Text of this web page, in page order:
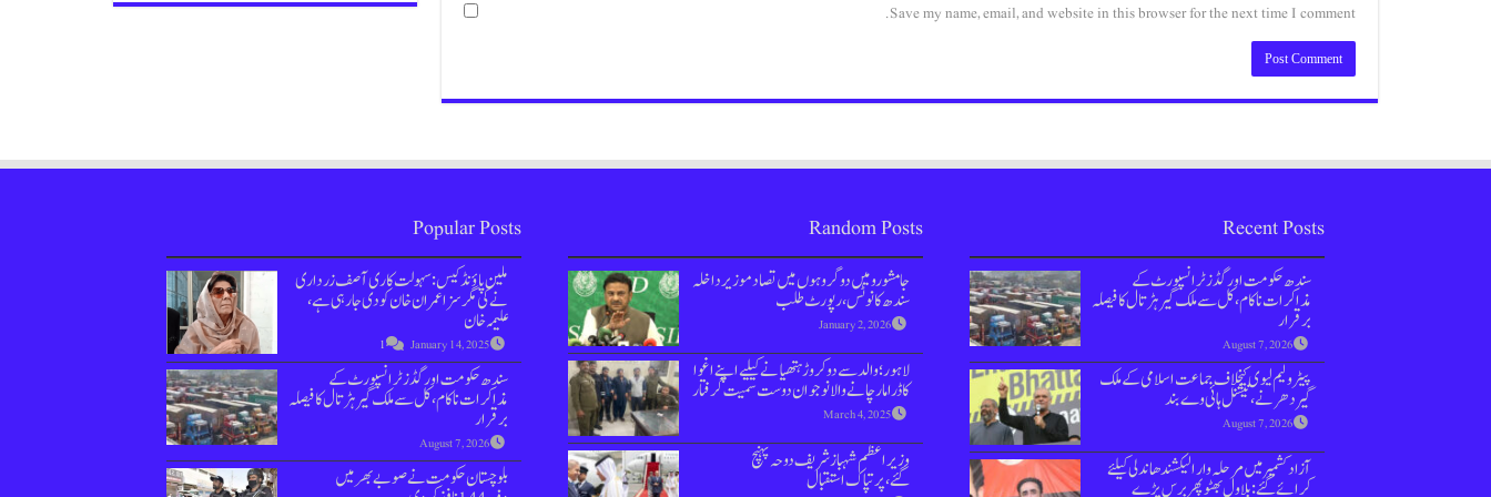
Save my name, email, and website in this browser for the next time I comment.
Popular Posts
ملین پاؤنڈ کیس : سہولت کاری آصف زرداری
نے کی مگر سزا عمران خان کو دی جارہی ہے،
علیمہ خان
January 14, 2025
1
سندھ حکومت اور گڈز ٹرانسپورٹ کے
مذاکرات ناکام،کل سے ملک گیر ہڑتال کا فیصلہ
برقرار
August 7, 2026
بلوچستان حکومت نے صوبے بھر میں
Random Posts
جامشورو میں دو گروہوں میں تصادموزیر داخلہ
سندھ کا نوٹس، رپورٹ طلب
January 2, 2026
لاہور؛ والد سے دو کروڑ ہتھیانے کیلیے اپنے اغوا
کا ڈراما رچانے والا نوجوان دوست سمیت گرفتار
March 4, 2025
وزیراعظم شہباز شریف دوحہ پہنچ
گئے،پرتپاک استقبال
Recent Posts
سندھ حکومت اور گڈز ٹرانسپورٹ کے
مذاکرات ناکام،کل سے ملک گیر ہڑتال کا فیصلہ
برقرار
August 7, 2026
پیٹرولیم لیوی کیخلاف جماعت اسلامی کےملک
گیر دھرنے، نیشنل ہائی وے بند
August 7, 2026
آزاد کشمیر میں مرحلہ وار الیکشندھاندلی کیلئے
کرائے گئے: بلاول بھٹو پھر برس پڑے